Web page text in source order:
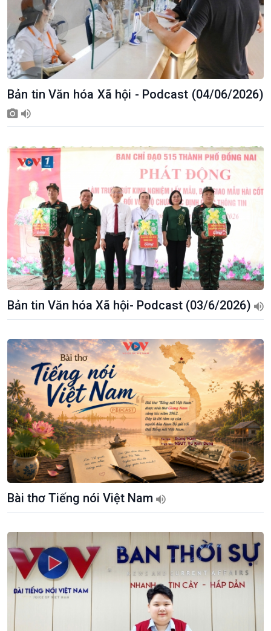
Kinh tế
Tin Kinh tế
Trước giờ mở cửa
Dòng chảy Kinh tế
Sức sống hàng Việt
Khởi nghiệp
Tuyên chiến với gian lận
thương mại
Nông nghiệp & Biển đảo
Tin Nông nghiệp & Biển
đảo
Mùa vàng
Biển đảo Việt Nam
Tâm tình biên giới và hải
đảo
Tìm hiểu biển, đảo Việt
Bản tin Văn hóa Xã hội - Podcast (04/06/2026)
Bản tin Văn hóa Xã hội- Podcast (03/6/2026)
Bài thơ Tiếng nói Việt Nam